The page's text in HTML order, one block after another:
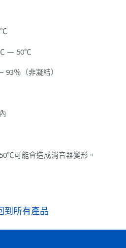
— 50℃
％（非凝結）
可能會造成消音器變形。
到所有產品